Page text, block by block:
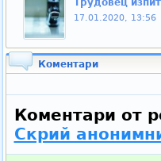
Трудовец
17.01.2020, 13:56
Коментари
Коментари от
Скрий